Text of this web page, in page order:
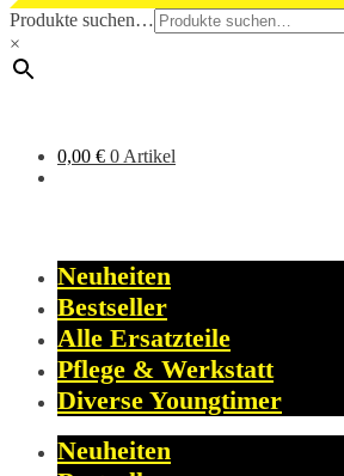
Produkte suchen…
×
0,00 € 0 Artikel
Neuheiten
Bestseller
Alle Ersatzteile
Pflege & Werkstatt
Diverse Youngtimer
Neuheiten